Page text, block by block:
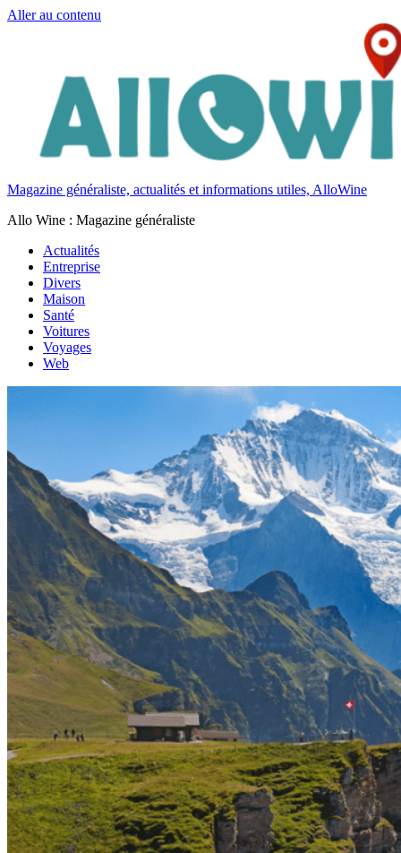
Aller au contenu
Magazine généraliste, actualités et informations utiles, AlloWine
Allo Wine : Magazine généraliste
Actualités
Entreprise
Divers
Maison
Santé
Voitures
Voyages
Web